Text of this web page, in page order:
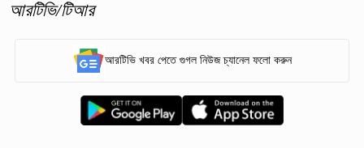
আরটিভি/টিআর
আরটিভি খবর পেতে গুগল নিউজ চ্যানেল ফলো করুন